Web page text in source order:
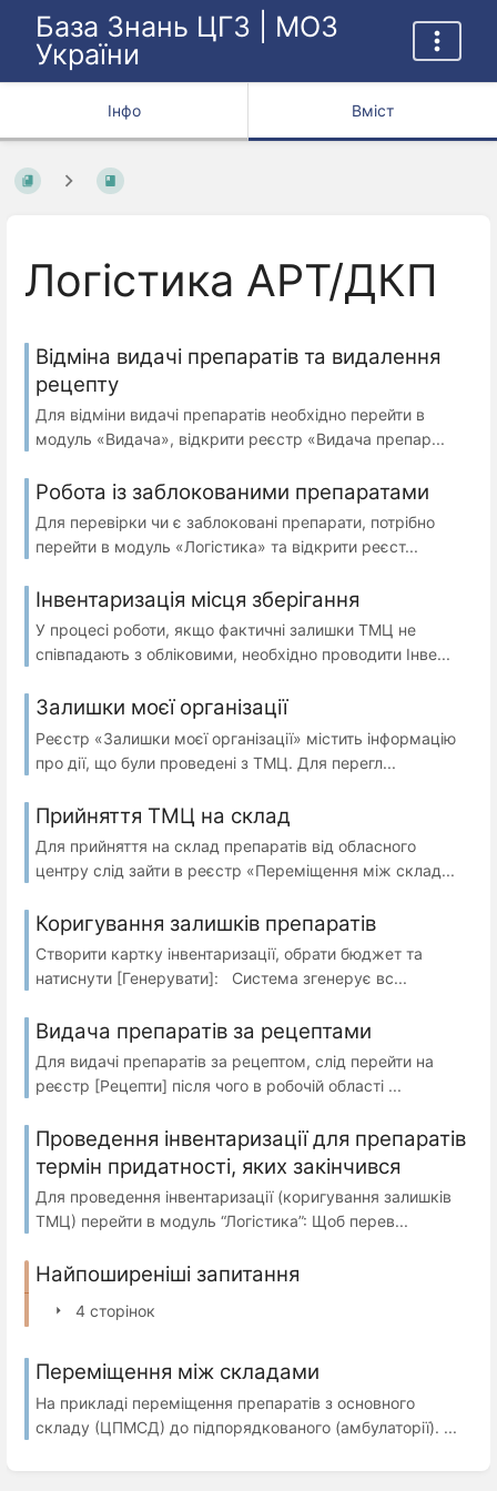
База Знань ЦГЗ | МОЗ
України
Інфо Вміст
Логістика АРТ/ДКП
Відміна видачі препаратів та видалення
рецепту
Для відміни видачі препаратів необхідно перейти в
модуль «Видача», відкрити реєстр «Видача препар...
Робота із заблокованими препаратами
Для перевірки чи є заблоковані препарати, потрібно
перейти в модуль «Логістика» та відкрити реєст...
Інвентаризація місця зберігання
У процесі роботи, якщо фактичні залишки ТМЦ не
співпадають з обліковими, необхідно проводити Інве...
Залишки моєї організації
Реєстр «Залишки моєї організації» містить інформацію
про дії, що були проведені з ТМЦ. Для перегл...
Прийняття ТМЦ на склад
Для прийняття на склад препаратів від обласного
центру слід зайти в реєстр «Переміщення між склад...
Коригування залишків препаратів
Створити картку інвентаризації, обрати бюджет та
натиснути [Генерувати]: Система згенерує вс...
Видача препаратів за рецептами
Для видачі препаратів за рецептом, слід перейти на
реєстр [Рецепти] після чого в робочій області ...
Проведення інвентаризації для препаратів
термін придатності, яких закінчився
Для проведення інвентаризації (коригування залишків
ТМЦ) перейти в модуль “Логістика”: Щоб перев...
Найпоширеніші запитання
4 сторінок
Переміщення між складами
На прикладі переміщення препаратів з основного
складу (ЦПМСД) до підпорядкованого (амбулаторії). ...